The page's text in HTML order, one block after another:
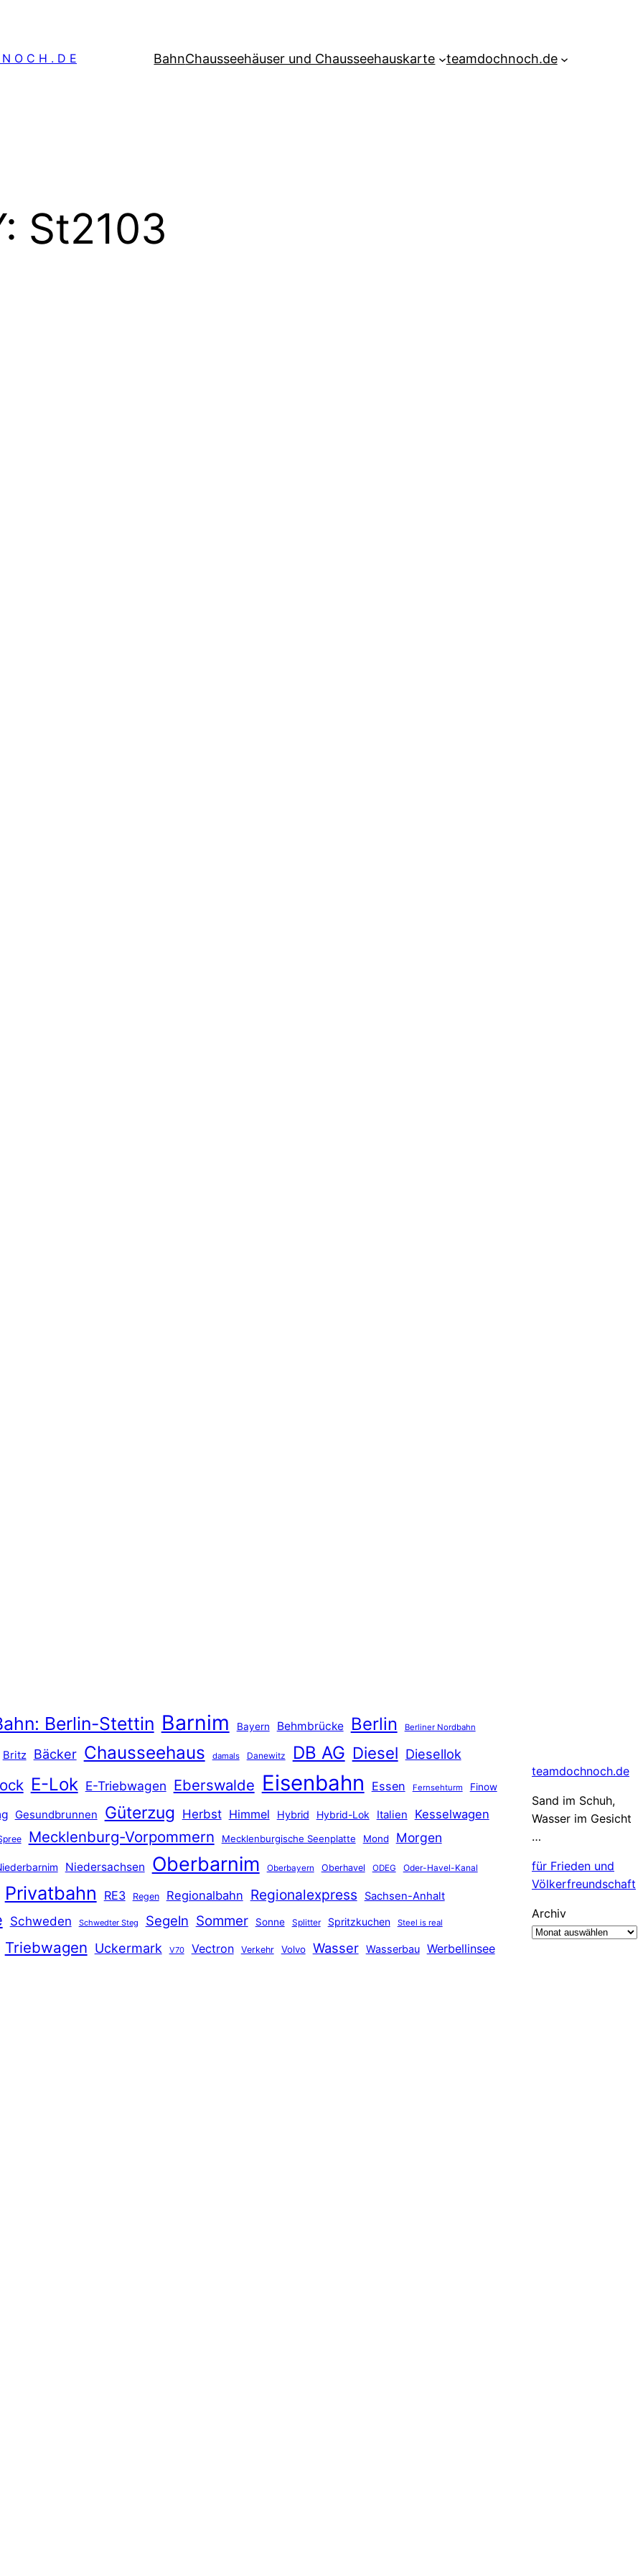
O C H . D E BahnChausseehäuser und Chausseehauskarte teamdochnoch.de
St2103
Berlin-Stettin Barnim Bayern Behmbrücke Berlin Berliner Nordbahn
Britz Bäcker Chausseehaus damals Danewitz DB AG Diesel Diesellok
E-Lok E-Triebwagen Eberswalde Eisenbahn Essen Fernsehturm Finow
Gesundbrunnen Güterzug Herbst Himmel Hybrid Hybrid-Lok Italien Kesselwagen
Mecklenburg-Vorpommern Mecklenburgische Seenplatte Mond Morgen
Niedersachsen Oberbarnim Oberbayern Oberhavel ODEG Oder-Havel-Kanal
Privatbahn RE3 Regen Regionalbahn Regionalexpress Sachsen-Anhalt
Schweden Schwedter Steg Segeln Sommer Sonne Splitter Spritzkuchen Steel is real
Triebwagen Uckermark V70 Vectron Verkehr Volvo Wasser Wasserbau Werbellinsee
teamdochnoch.de
Sand im Schuh,
Wasser im Gesicht
…
für Frieden und
Völkerfreundschaft
Archiv